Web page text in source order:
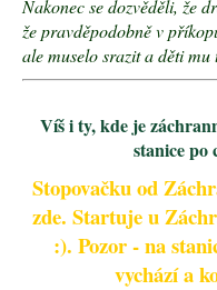
Nakonec se dozvěděli, že
že pravděpodobně v
ale muselo srazit a děti
Víš i ty, kde je
stanice po
Stopovačku od
zde. Startuje u
:). Pozor - na
vychází a